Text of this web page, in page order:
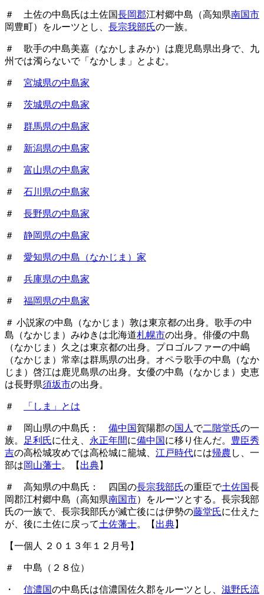
＃ 土佐の中島氏は土佐国長岡郡江村郷中島（高知県南国市
岡豊町）をルーツとし、 長宗我部氏の一族。
＃ 歌手の中島美嘉（なかしまみか）は鹿児島県出身で、九
州では濁らないで「なかしま」とよむ。
＃ 宮城県の中島家
＃ 茨城県の中島家
＃ 群馬県の中島家
＃ 新潟県の中島家
＃ 富山県の中島家
＃ 石川県の中島家
＃ 長野県の中島家
＃ 静岡県の中島家
＃ 愛知県の中島（なかじま）家
＃ 兵庫県の中島家
＃ 福岡県の中島家
＃ 小説家の中島（なかじま）敦は東京都の出身。歌手の中
島（なかじま）みゆきは北海道札幌市の出身。俳優の中島
（なかじま）久之は東京都の出身。プロゴルファーの中嶋
（なかじま）常幸は群馬県の出身。オペラ歌手の中島（なか
じま）啓江は鹿児島県の出身。女優の中島（なかじま）史恵
は長野県須坂市の出身。
＃ 「しま」とは
＃ 岡山県の中島氏： 備中国賀陽郡の国人 で二階堂氏の一
族。
足利氏に仕え、 永正年間に備中国に移り住んだ。 豊臣秀
吉の高松城攻めでは高松城に籠城、 江戸時代には帰農 し、一
部は岡山藩士。【 出典】
＃ 高知県の中島氏： 四国の長宗我部氏の重臣で土佐国長
岡郡江村郷中島（高知県南国市）をルーツとする。長宗我部
氏の一族で、長宗我部氏が滅亡後には伊勢の藤堂氏に仕えた
が、後に土佐に戻って土佐藩士。【 出典】
【一個人 ２０１３年１２月号】
＃ 中島（２８位）
・ 信濃国の中島氏は信濃国佐久郡をルーツとし、 滋野氏流